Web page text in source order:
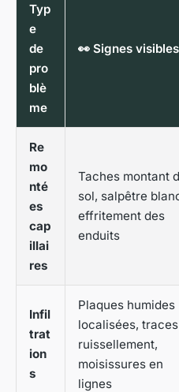
Typ
e
de
pro
blè
me
👀 Signes visibles
Re
mo
nté
es
cap
illai
res
Taches montant
sol, salpêtre
effritement des
enduits
Infil
trat
ion
s
Plaques humides
localisées,
ruissellement,
moisissures en
lignes